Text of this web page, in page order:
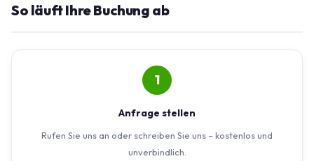
So läuft Ihre Buchung ab
1
Anfrage stellen
Rufen Sie uns an oder schreiben Sie uns – kostenlos und
unverbindlich.